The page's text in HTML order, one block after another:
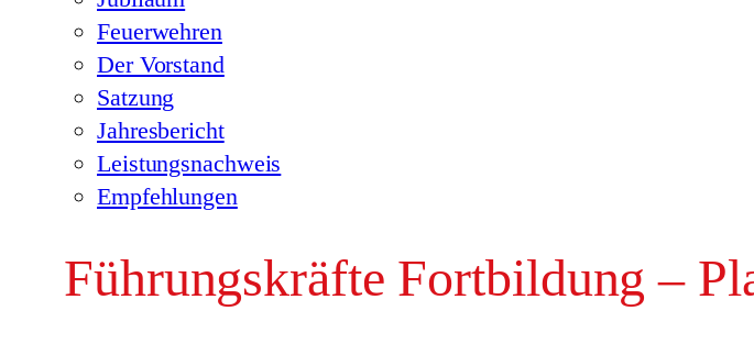
Feuerwehren
Der Vorstand
Satzung
Jahresbericht
Leistungsnachweis
Empfehlungen
Führungskräfte Fortbildung –